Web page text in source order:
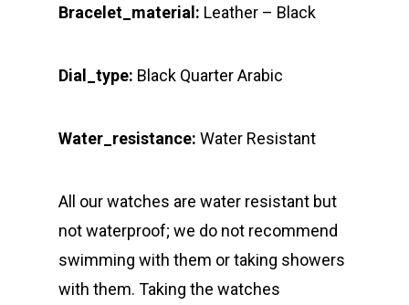
Bracelet_material: Leather – Black
Dial_type: Black Quarter Arabic
Water_resistance: Water Resistant
All our watches are water resistant but
not waterproof; we do not recommend
swimming with them or taking showers
with them. Taking the watches